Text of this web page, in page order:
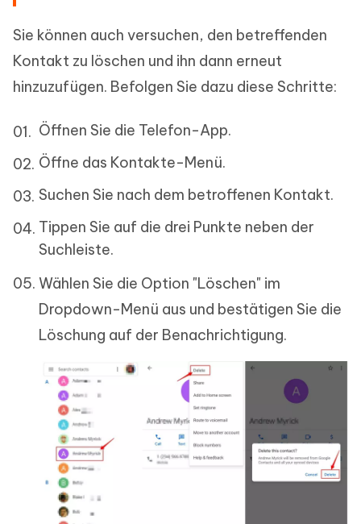
Sie können auch versuchen, den betreffenden
Kontakt zu löschen und ihn dann erneut
hinzuzufügen. Befolgen Sie dazu diese Schritte:
Öffnen Sie die Telefon-App.
Öffne das Kontakte-Menü.
Suchen Sie nach dem betroffenen Kontakt.
Tippen Sie auf die drei Punkte neben der
Suchleiste.
Wählen Sie die Option "Löschen" im
Dropdown-Menü aus und bestätigen Sie die
Löschung auf der Benachrichtigung.